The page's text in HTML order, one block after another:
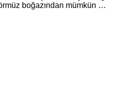
boğazından mümkün …